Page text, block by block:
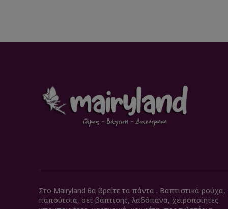
Στο Mairyland θα βρείτε τα πάντα . Βαπτιστικά ρούχα,
παπούτσια, σετ βάπτισης, λαδόπανα, χειροποίητες